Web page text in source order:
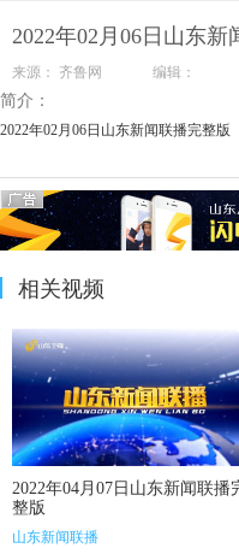
2022年02月06日山东新
来源： 齐鲁网 编辑： 发
简介：
2022年02月06日山东新闻联播完整版
相关视频
2022年04月07日山东新闻联播
整版
山东新闻联播